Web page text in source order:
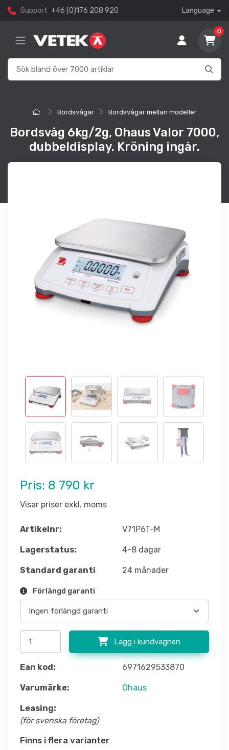
Support +46 (0)176 208 920 Language
0
Bordsvågar Bordsvågar mellan modeller
Bordsvåg 6kg/2g, Ohaus Valor 7000,
dubbeldisplay. Kröning ingår.
Pris: 8 790 kr
Visar priser exkl. moms
Artikelnr: V71P6T-M
Lagerstatus: 4-8 dagar
Standard garanti 24 månader
Förlängd garanti
Lägg i kundvagnen
Ean kod: 6971629533870
Varumärke: Ohaus
Leasing:
(för svenska företag)
Finns i flera varianter